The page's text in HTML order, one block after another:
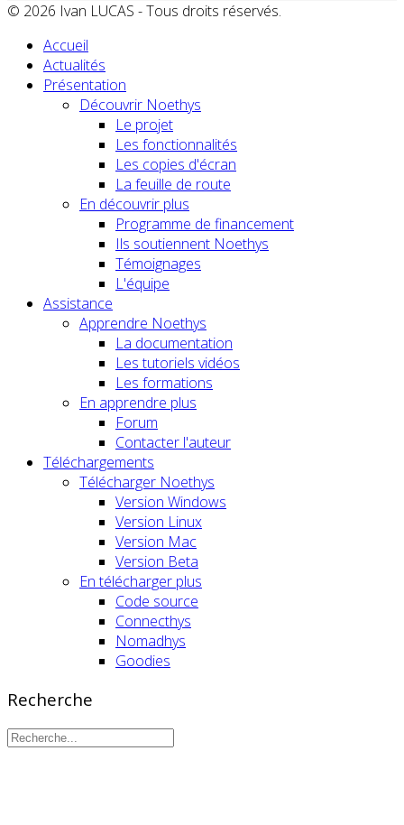
© 2026 Ivan LUCAS - Tous droits réservés.
Accueil
Actualités
Présentation
Découvrir Noethys
Le projet
Les fonctionnalités
Les copies d'écran
La feuille de route
En découvrir plus
Programme de financement
Ils soutiennent Noethys
Témoignages
L'équipe
Assistance
Apprendre Noethys
La documentation
Les tutoriels vidéos
Les formations
En apprendre plus
Forum
Contacter l'auteur
Téléchargements
Télécharger Noethys
Version Windows
Version Linux
Version Mac
Version Beta
En télécharger plus
Code source
Connecthys
Nomadhys
Goodies
Recherche